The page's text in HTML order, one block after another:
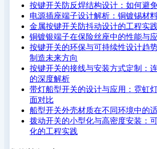
按键开关防反焊结构设计：如何避
电源插座端子设计解析：铜镀锡材
金属按键开关防抖动设计的工程实
铜镀银端子在保险丝座中的性能与
按键开关的环保与可持续性设计趋
制造未来方向
按键开关的接线与安装方式定制：
的深度解析
带灯船型开关的设计与应用：霓虹
面对比
船型开关外壳材质在不同环境中的
拨动开关的小型化与高密度安装：
化的工程实践